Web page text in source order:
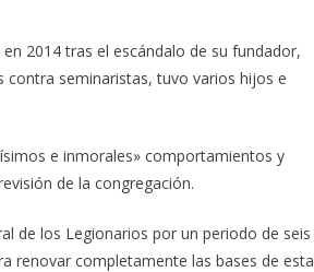
2014 tras el escándalo de su fundador,
contra seminaristas, tuvo varios hijos e
e inmorales» comportamientos y
de la congregación.
de los Legionarios por un periodo de seis
renovar completamente las bases de esta